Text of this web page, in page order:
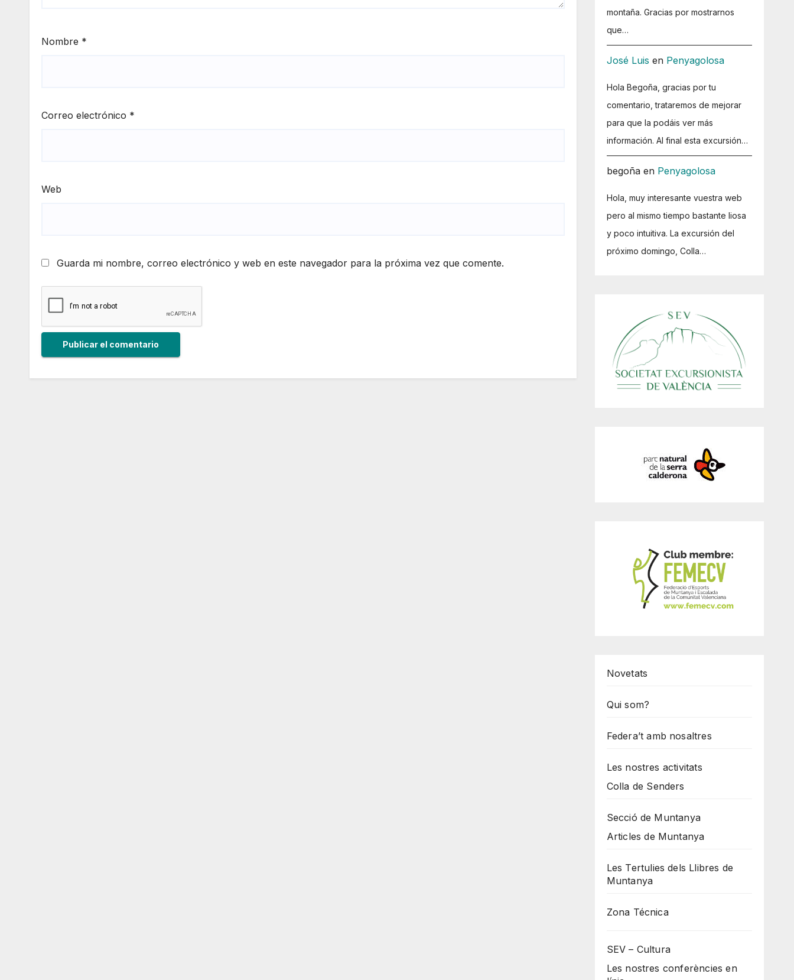
Nombre *
Correo electrónico *
Web
Guarda mi nombre, correo electrónico y web en este navegador para la próxima vez que comente.
montaña. Gracias por mostrarnos
que…
José Luis en Penyagolosa
Hola Begoña, gracias por tu
comentario, trataremos de mejorar
para que la podáis ver más
información. Al final esta excursión…
begoñaen Penyagolosa
Hola, muy interesante vuestra web
pero al mismo tiempo bastante liosa
y poco intuitiva. La excursión del
próximo domingo, Colla…
Novetats
Qui som?
Federa’t amb nosaltres
Les nostres activitats
Colla de Senders
Secció de Muntanya
Articles de Muntanya
Les Tertulies dels Llibres de
Muntanya
Zona Técnica
SEV – Cultura
Les nostres conferències en